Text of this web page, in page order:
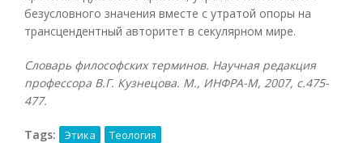
безусловного значения вместе с утратой опоры на
трансцендентный авторитет в секулярном мире.
Словарь философских терминов. Научная редакция
профессора В.Г. Кузнецова. М., ИНФРА-М, 2007, с.475-
477.
Tags: Этика Теология